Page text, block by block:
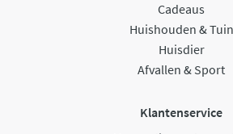
Cadeaus
Huishouden & Tuin
Huisdier
Afvallen & Sport
Klantenservice